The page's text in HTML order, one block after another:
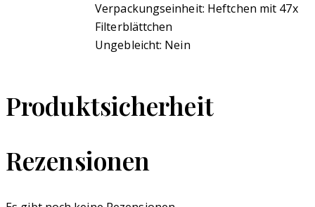
Verpackungseinheit: Heftchen mit 47x
Filterblättchen
Ungebleicht: Nein
Produktsicherheit
Rezensionen